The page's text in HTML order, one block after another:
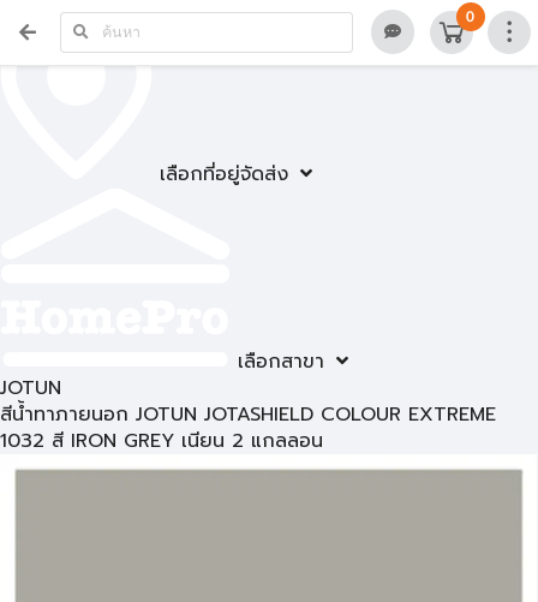
เลือกที่อยู่จัดส่ง
เลือกสาขา
0
JOTUN
สีน้ำทาภายนอก JOTUN JOTASHIELD COLOUR EXTREME
1032 สี IRON GREY เนียน 2 แกลลอน